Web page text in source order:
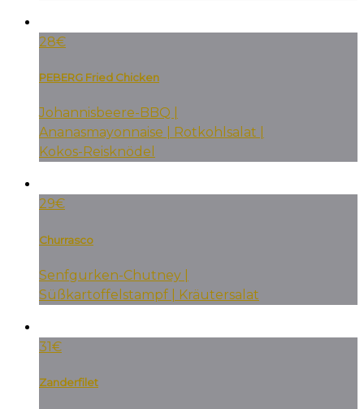
28€
PEBERG Fried Chicken
Johannisbeere-BBQ |
Ananasmayonnaise | Rotkohlsalat |
Kokos-Reisknödel
29€
Churrasco
Senfgurken-Chutney |
Süßkartoffelstampf | Kräutersalat
31€
Zanderfilet